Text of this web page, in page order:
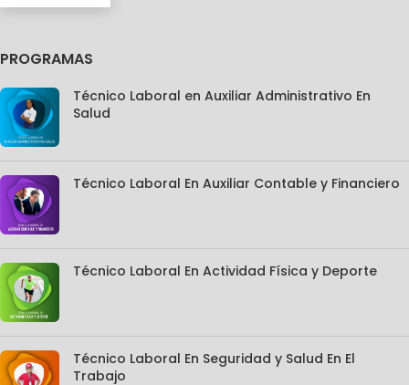
PROGRAMAS
Técnico Laboral en Auxiliar Administrativo En
Salud
Técnico Laboral En Auxiliar Contable y Financiero
Técnico Laboral En Actividad Física y Deporte
Técnico Laboral En Seguridad y Salud En El
Trabajo